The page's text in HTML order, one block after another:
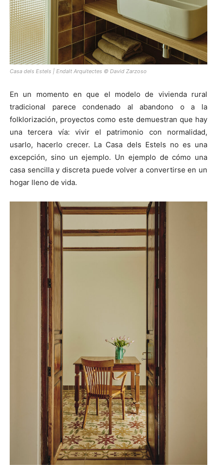
Casa dels Estels | Endalt Arquitectes © David Zarzoso
En un momento en que el modelo de vivienda rural
tradicional parece condenado al abandono o a la
folklorización, proyectos como este demuestran que hay
una tercera vía: vivir el patrimonio con normalidad,
usarlo, hacerlo crecer. La Casa dels Estels no es una
excepción, sino un ejemplo. Un ejemplo de cómo una
casa sencilla y discreta puede volver a convertirse en un
hogar lleno de vida.